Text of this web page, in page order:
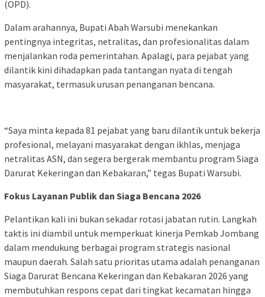
(OPD).
​Dalam arahannya, Bupati Abah Warsubi menekankan
pentingnya integritas, netralitas, dan profesionalitas dalam
menjalankan roda pemerintahan. Apalagi, para pejabat yang
dilantik kini dihadapkan pada tantangan nyata di tengah
masyarakat, termasuk urusan penanganan bencana.
​“Saya minta kepada 81 pejabat yang baru dilantik untuk bekerja
profesional, melayani masyarakat dengan ikhlas, menjaga
netralitas ASN, dan segera bergerak membantu program Siaga
Darurat Kekeringan dan Kebakaran,” tegas Bupati Warsubi.
Fokus Layanan Publik dan Siaga Bencana 2026
​Pelantikan kali ini bukan sekadar rotasi jabatan rutin. Langkah
taktis ini diambil untuk memperkuat kinerja Pemkab Jombang
dalam mendukung berbagai program strategis nasional
maupun daerah. Salah satu prioritas utama adalah penanganan
Siaga Darurat Bencana Kekeringan dan Kebakaran 2026 yang
membutuhkan respons cepat dari tingkat kecamatan hingga